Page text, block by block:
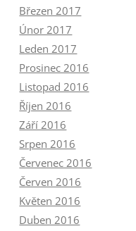
Březen 2017
Únor 2017
Leden 2017
Prosinec 2016
Listopad 2016
Říjen 2016
Září 2016
Srpen 2016
Červenec 2016
Červen 2016
Květen 2016
Duben 2016